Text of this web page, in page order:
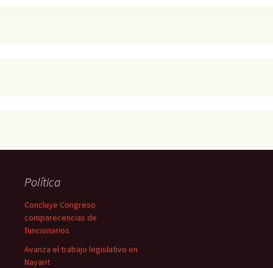
Política
Concluye Congreso
comparecencias de
funcionarios
Avanza el trabajo legislativo en
Nayarit